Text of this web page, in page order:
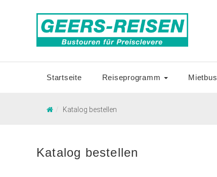
Startseite Reiseprogramm Mietbus
Katalog bestellen
Katalog bestellen